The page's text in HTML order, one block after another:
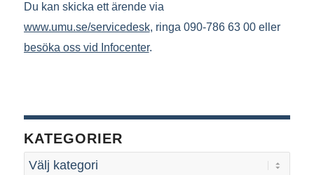
Du kan skicka ett ärende via
www.umu.se/servicedesk, ringa 090-786 63 00 eller
besöka oss vid Infocenter.
KATEGORIER